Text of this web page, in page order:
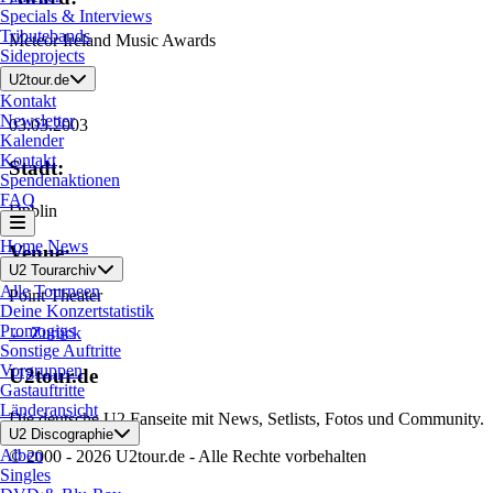
Specials & Interviews
Tributebands
Sideprojects
U2tour.de
Kontakt
Newsletter
Kalender
Kontakt
Spendenaktionen
FAQ
Home News
U2 Tourarchiv
Alle Tourneen
Deine Konzertstatistik
Promogigs
Sonstige Auftritte
Vorgruppen
Gastauftritte
Länderansicht
U2 Discographie
Alben
Singles
Meteor Ireland Music Awards
Datum:
03.03.2003
Stadt:
Dublin
Venue:
Point Theater
← Zurück
U2tour.de
Die deutsche U2 Fanseite mit News, Setlists, Fotos und Community.
© 2000 - 2026 U2tour.de - Alle Rechte vorbehalten